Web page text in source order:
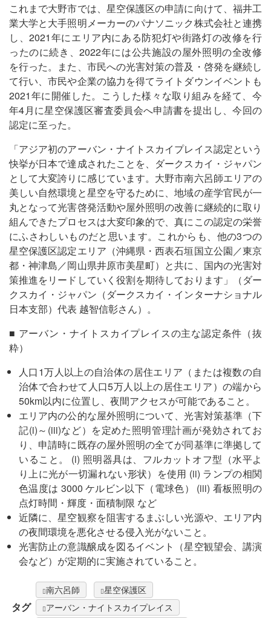
これまで大野市では、星空保護区の申請に向けて、福井工
業大学と大手照明メーカーのパナソニック株式会社と連携
し、2021年にエリア内にある防犯灯や街路灯の改修を行
ったのに続き、2022年には公共施設の屋外照明の全改修
を行った。また、市民への光害対策の普及・啓発を継続し
て行い、市民や企業の協力を得てライトダウンイベントも
2021年に開催した。こうした様々な取り組みを経て、今
年4月に星空保護区審査委員会へ申請書を提出し、今回の
認定に至った。
「アジア初のアーバン・ナイトスカイプレイス認定という
快挙が日本で達成されたことを、ダークスカイ・ジャパン
として大変誇りに感じています。大野市南六呂師エリアの
美しい自然環境と星空を守るために、地域の産学官民が一
丸となって光害啓発活動や屋外照明の改善に継続的に取り
組んできたプロセスは大変印象的で、真にこの認定の栄誉
にふさわしいものだと思います。これからも、他の3つの
星空保護区認定エリア（沖縄県・西表石垣国立公園／東京
都・神津島／岡山県井原市美星町）と共に、国内の光害対
策推進をリードしていく役割を期待しております」（ダー
クスカイ・ジャパン（ダークスカイ・インターナショナル
日本支部）代表 越智信彰さん）。
■ アーバン・ナイトスカイプレイスの主な認定条件（抜
粋）
人口1万人以上の自治体の居住エリア（または複数の自
治体で合わせて人口5万人以上の居住エリア）の端から
50km以内に位置し、夜間アクセスが可能であること。
エリア内の公的な屋外照明について、光害対策基準（下
記(i)～(iii)など）を定めた照明管理計画が発効されてお
り、申請時に既存の屋外照明の全てが同基準に準拠して
いること。 (i) 照明器具は、フルカットオフ型（水平よ
り上に光が一切漏れない形状）を使用 (ii) ランプの相関
色温度は 3000 ケルビン以下（電球色） (iii) 看板照明の
点灯時間・輝度・面積制限 など
近隣に、星空観察を阻害するまぶしい光源や、エリア内
の夜間環境を悪化させる侵入光がないこと。
光害防止の意識醸成を図るイベント（星空観望会、講演
会など）が定期的に実施されていること。
タグ
南六呂師
星空保護区
アーバン・ナイトスカイプレイス